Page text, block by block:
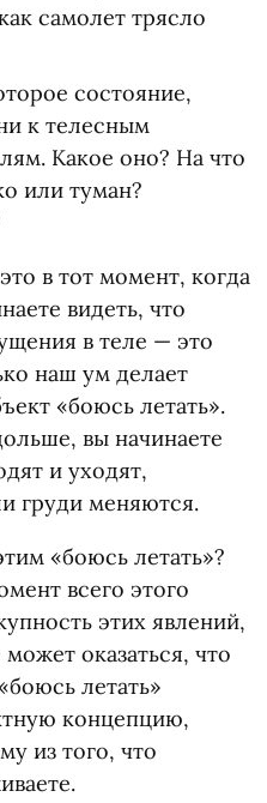
самолет трясло
состояние,
к телесным
Какое оно? На что
или туман?
в тот момент, когда
видеть, что
в теле — это
наш ум делает
«боюсь летать».
вы начинаете
и уходят,
груди меняются.
«боюсь летать»?
всего этого
этих явлений,
оказаться, что
боюсь летать»
концепцию,
из того, что